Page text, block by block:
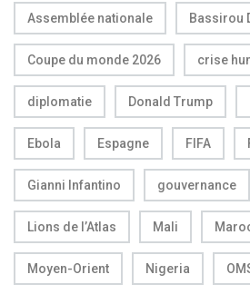
Assemblée nationale Bassirou
Coupe du monde 2026 crise
diplomatie Donald Trump
Ebola Espagne FIFA
Gianni Infantino gouvernance
Lions de l’Atlas Mali
Moyen-Orient Nigeria